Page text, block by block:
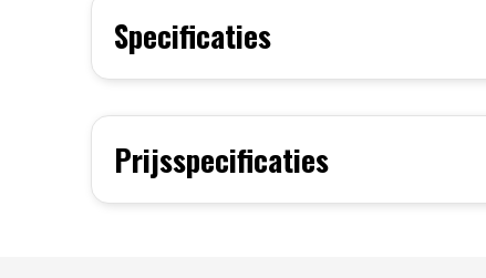
Specificaties
Prijsspecificaties